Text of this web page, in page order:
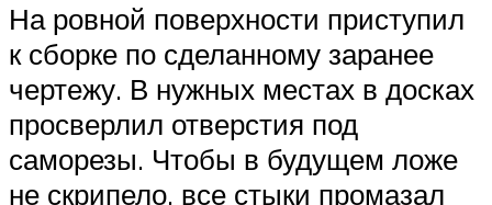
На ровной поверхности приступил
к сборке по сделанному заранее
чертежу. В нужных местах в досках
просверлил отверстия под
саморезы. Чтобы в будущем ложе
не скрипело, все стыки промазал